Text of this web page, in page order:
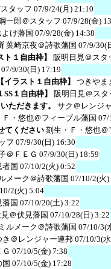
タッフ 07/9/24(月) 21:10
一郎＠スタッフ 07/9/28(金)
け藩国 07/9/28(金) 14:38
葉崎京夜＠詩歌藩国 07/9/30(
１自由枠】
阪明日見＠スタ
07/9/30(日) 17:19
ラスト１自由枠】
つきやま
１自由枠】
阪明日見＠スタ
ただきます。
サク＠レンジ
Ｆ・悠也＠フィーブル藩国 07/
てください 刻生・Ｆ・悠也
フ 07/9/30(日) 16:30
＠ＦＥＧ 07/9/30(日) 18:59
者国 07/10/2(火) 0:52
メーク＠詩歌藩国 07/10/2(火)
2(火) 5:04
国 07/10/20(土) 3:22
＠伏見藩国 07/10/28(日) 3:22
ルメーク＠詩歌藩国 07/10/3(
き＠レンジャー連邦 07/10/3(
07/10/5(金) 7:38
07/10/5(金) 17:28